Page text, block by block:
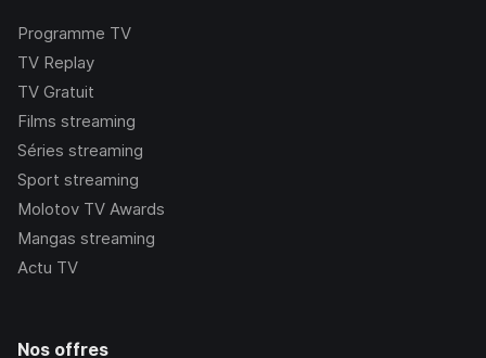
Programme TV
TV Replay
TV Gratuit
Films streaming
Séries streaming
Sport streaming
Molotov TV Awards
Mangas streaming
Actu TV
Nos offres